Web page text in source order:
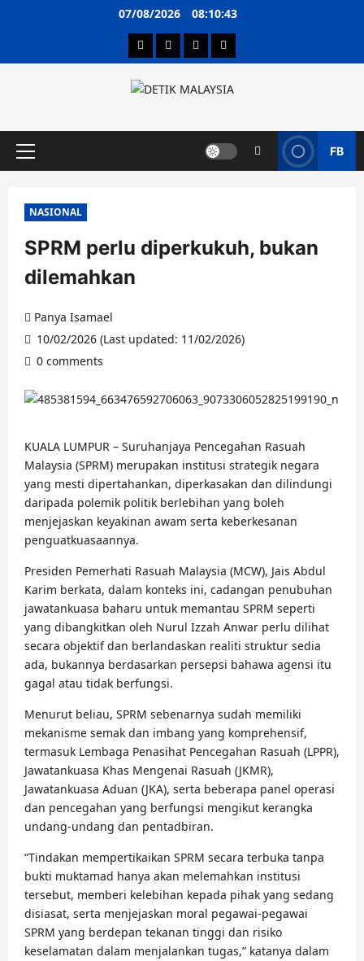
07/08/2026 08:10:43
Hubungi Kami
Terma & Syarat
Dasar Privasi
Penafian
Primary
FB
NASIONAL
SPRM perlu diperkukuh, bukan
dilemahkan
Panya Isamael
10/02/2026 (Last updated: 11/02/2026)
0 comments
KUALA LUMPUR – Suruhanjaya Pencegahan Rasuah
Malaysia (SPRM) merupakan institusi strategik negara
yang mesti dipertahankan, diperkasakan dan dilindungi
daripada polemik politik berlebihan yang boleh
menjejaskan keyakinan awam serta keberkesanan
penguatkuasaannya.
Presiden Pemerhati Rasuah Malaysia (MCW), Jais Abdul
Karim berkata, dalam konteks ini, cadangan penubuhan
jawatankuasa baharu untuk memantau SPRM seperti
yang dibangkitkan oleh Nurul Izzah Anwar perlu dilihat
secara objektif dan berlandaskan realiti struktur sedia
ada, bukannya berdasarkan persepsi bahawa agensi itu
gagal atau tidak berfungsi.
Menurut beliau, SPRM sebenarnya sudah memiliki
mekanisme semak dan imbang yang komprehensif,
termasuk Lembaga Penasihat Pencegahan Rasuah (LPPR),
Jawatankuasa Khas Mengenai Rasuah (JKMR),
Jawatankuasa Aduan (JKA), serta beberapa panel operasi
dan pencegahan yang berfungsi mengikut kerangka
undang-undang dan pentadbiran.
“Tindakan mempertikaikan SPRM secara terbuka tanpa
bukti muktamad hanya akan melemahkan institusi
tersebut, memberi kelebihan kepada pihak yang sedang
disiasat, serta menjejaskan moral pegawai-pegawai
SPRM yang berdepan tekanan tinggi dan risiko
keselamatan dalam menjalankan tugas,” katanya dalam